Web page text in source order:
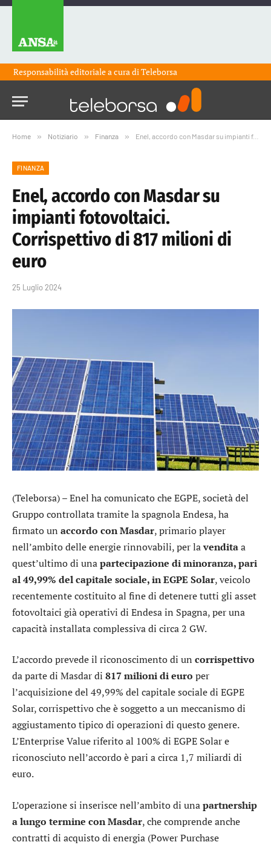
Responsabilità editoriale a cura diTeleborsa
Home » Notiziario » Finanza » Enel, accordo con Masdar su impianti fotovoltaici. Corrispettivo di 817 milioni di euro
FINANZA
Enel, accordo con Masdar su
impianti fotovoltaici.
Corrispettivo di 817 milioni di
euro
25 Luglio 2024
(Teleborsa) –Enel ha comunicato che EGPE, società del
Gruppo controllata tramite la spagnolaEndesa, ha
firmato un accordo con Masdar, primario player
nell’ambito delle energie rinnovabili, per lavenditaa
quest’ultimo di unapartecipazione di minoranza, pari
al 49,99% del capitale sociale, in EGPE Solar, veicolo
recentemente costituito al fine di detenere tutti gli asset
fotovoltaici già operativi di Endesa in Spagna, per una
capacità installata complessiva di circa 2 GW.
L’accordo prevede il riconoscimento di un corrispettivo
da parte di Masdar di 817 milioni di euro per
l’acquisizione del 49,99% del capitale sociale di EGPE
Solar, corrispettivo che è soggetto a un meccanismo di
aggiustamento tipico di operazioni di questo genere.
L’Enterprise Value riferito al 100% di EGPE Solar e
riconosciuto nell’accordo è pari a circa 1,7 miliardi di
euro.
L’operazione si inserisce nell’ambito di unapartnership
a lungo termine con Masdar, che comprende anche
contratti di acquisto di energia (Power Purchase